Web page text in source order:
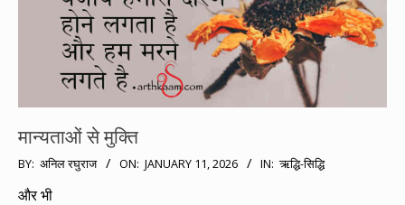
मान्यताओं से मुक्ति
2026-
01-
BY: अनिल रघुराज ON: JANUARY 11, 2026 IN: ऋद्धि-सिद्धि
और भी